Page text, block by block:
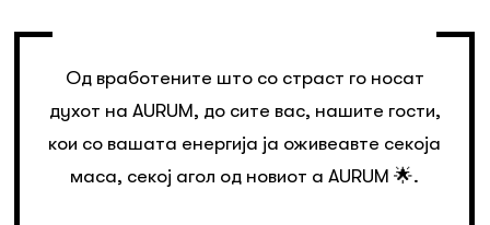
Од вработените што со страст го носат
духот на AURUM, до сите вас, нашите гости,
кои со вашата енергија ја оживеавте секоја
маса, секој агол од новиот a AURUM 🌟.